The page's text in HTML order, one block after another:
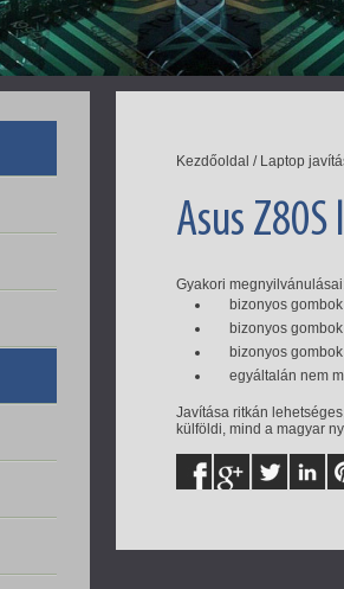
Kezdőoldal / Laptop
Asus
Gyakori
bizonyos
bizonyos
bizonyos
egyáltalán nem
Javítása ritkán
külföldi, mind a magyar